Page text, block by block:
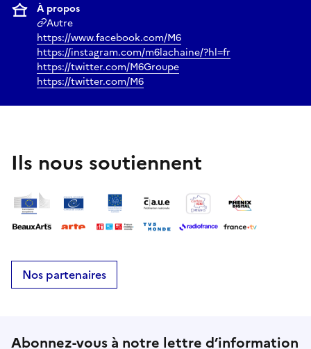
À propos
Autre
https://www.facebook.com/M6
https://instagram.com/m6lachaine/?hl=fr
https://twitter.com/M6Groupe
https://twitter.com/M6
Ils nous soutiennent
Nos partenaires
Abonnez-vous à notre lettre d’information